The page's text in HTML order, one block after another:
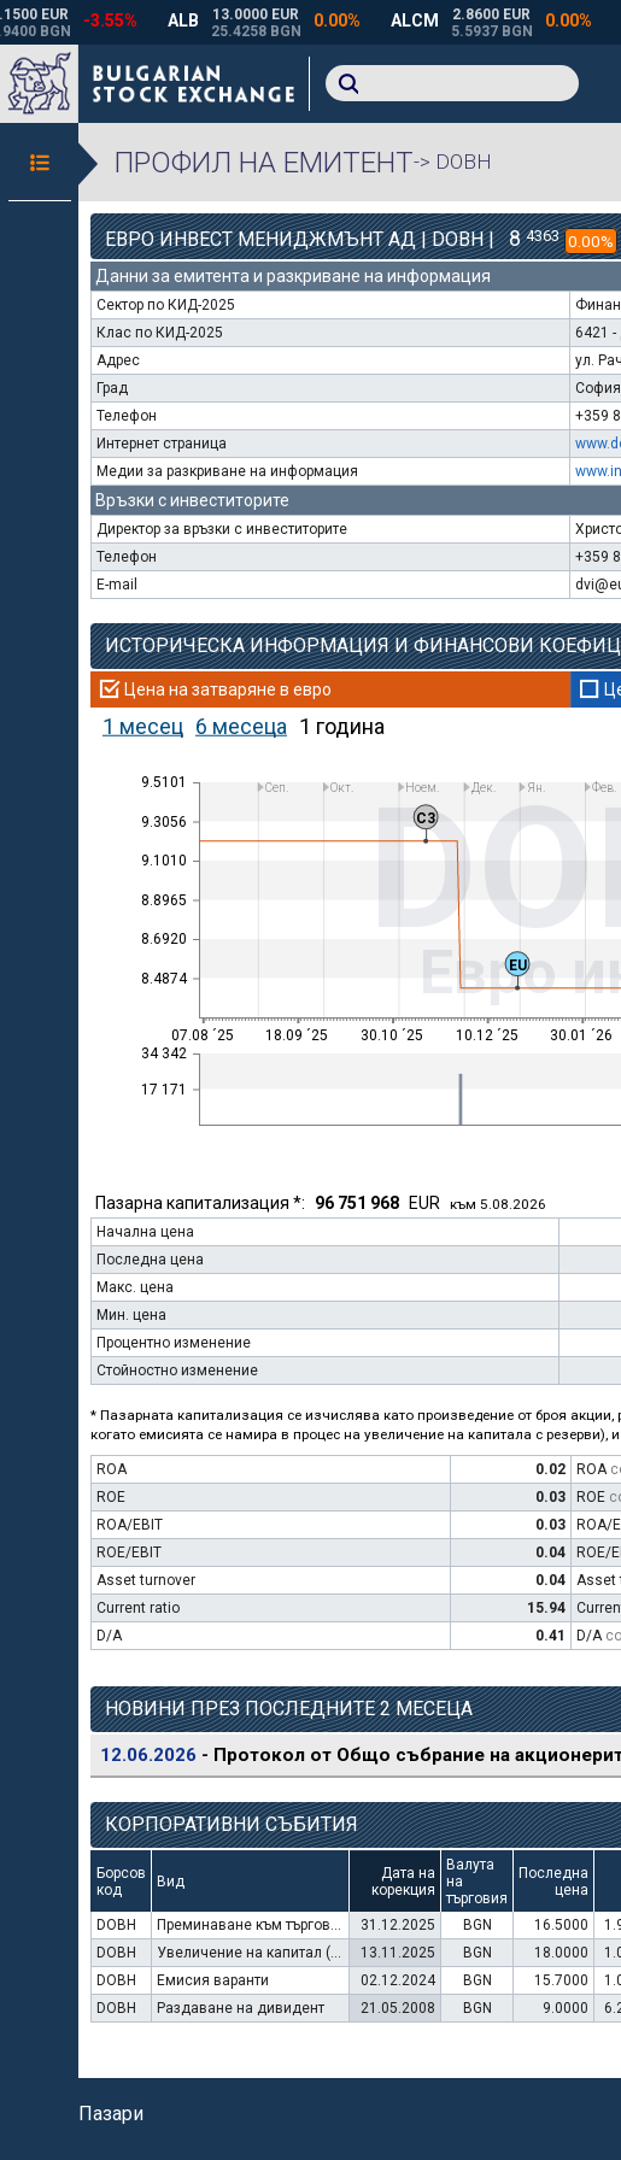
ПРОФИЛ НА ЕМИТЕНТ-> DOBH
ЕВРО ИНВЕСТ МЕНИДЖМЪНТ АД | DOBH | 8 4363 0.00%
Данни за емитента и разкриване на информация
Сектор по КИД-2025
Клас по КИД-2025
6421 -
Адрес
ул.
Град
София
Телефон
+359
Интернет страница
Медии за разкриване на информация
Връзки с инвеститорите
Директор за връзки с инвеститорите
Телефон
+359
E-mail
ИСТОРИЧЕСКА ИНФОРМАЦИЯ И ФИНАНСОВИ
Цена на затваряне в евро
1 месец 6 месеца 1 година
8.4874
8.6920
8.8965
9.1010
9.3056
9.5101
Евро
17 171
34 342
07.08 ´25
Сеп.
18.09 ´25
Окт.
30.10 ´25
Ноем. Дек.
10.12 ´25
Ян.
30.01 ´26
Фев.
C3
EU
Пазарна капитализация *: 96 751 968 EUR към 5.08.2026
Начална цена
Последна цена
Макс. цена
Мин. цена
Процентно изменение
Стойностно изменение
* Пазарната капитализация се изчислява като произведение от броя
когато емисията се намира в процес на увеличение на капитала с резерви),
ROA 0.02 ROA
ROE
0.03 ROE
ROA/EBIT
0.03 ROA/
ROE/EBIT
0.04 ROE/
Asset turnover
0.04 Asset
Current ratio
15.94
D/A
0.41 D/A
НОВИНИ ПРЕЗ ПОСЛЕДНИТЕ 2 МЕСЕЦА
12.06.2026 - Протокол от Общо събрание на
КОРПОРАТИВНИ СЪБИТИЯ
Борсов
код
Вид
Дата на
корекция
Валута
на
търговия
Последна
цена
DOBH
Преминаване към търговия в Евро 31.12.2025 BGN 16.5000
DOBH
Увеличение на капитал (упражняване на варанти) 13.11.2025 BGN 18.0000
DOBH
Емисия варанти 02.12.2024 BGN 15.7000
DOBH
Раздаване на дивидент 21.05.2008 BGN 9.0000
Пазари